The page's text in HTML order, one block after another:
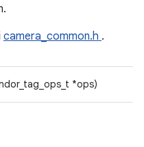
camera_common.h .
*ops)